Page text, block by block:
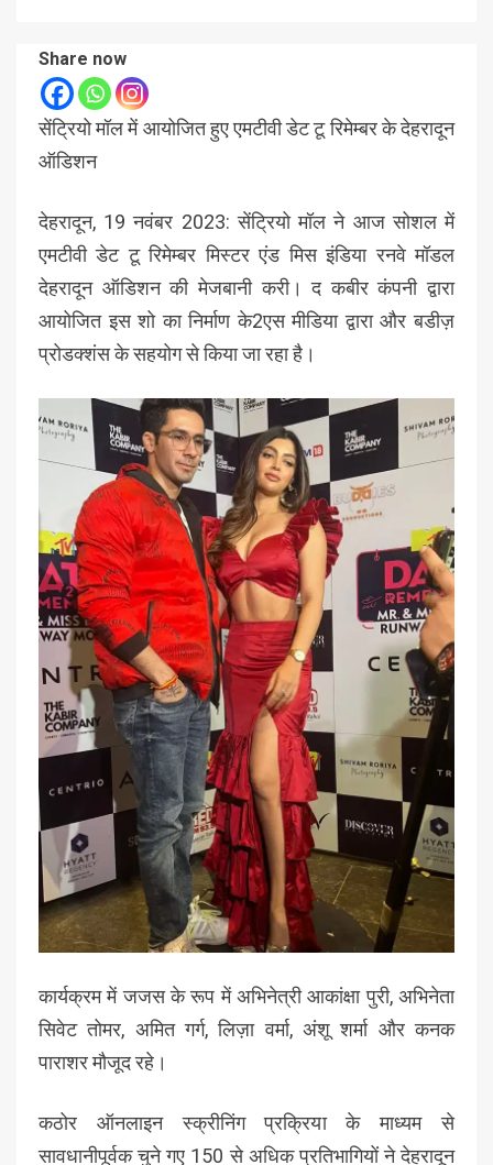
Share now
सेंट्रियो मॉल में आयोजित हुए एमटीवी डेट टू रिमेम्बर के देहरादून
ऑडिशन
देहरादून, 19 नवंबर 2023: सेंट्रियो मॉल ने आज सोशल में
एमटीवी डेट टू रिमेम्बर मिस्टर एंड मिस इंडिया रनवे मॉडल
देहरादून ऑडिशन की मेजबानी करी। द कबीर कंपनी द्वारा
आयोजित इस शो का निर्माण के2एस मीडिया द्वारा और बडीज़
प्रोडक्शंस के सहयोग से किया जा रहा है।
कार्यक्रम में जजस के रूप में अभिनेत्री आकांक्षा पुरी, अभिनेता
सिवेट तोमर, अमित गर्ग, लिज़ा वर्मा, अंशू शर्मा और कनक
पाराशर मौजूद रहे।
कठोर ऑनलाइन स्क्रीनिंग प्रक्रिया के माध्यम से
सावधानीपूर्वक चुने गए 150 से अधिक प्रतिभागियों ने देहरादून